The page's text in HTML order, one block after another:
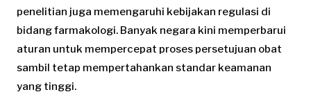
penelitian juga memengaruhi kebijakan regulasi di
bidang farmakologi. Banyak negara kini memperbarui
aturan untuk mempercepat proses persetujuan obat
sambil tetap mempertahankan standar keamanan
yang tinggi.